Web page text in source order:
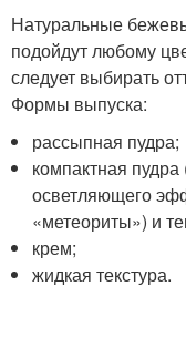
Натуральные
подойдут любому
следует выбирать
Формы выпуска:
рассыпная пудра;
компактная
осветляющего
«метеориты») и
крем;
жидкая текстура.